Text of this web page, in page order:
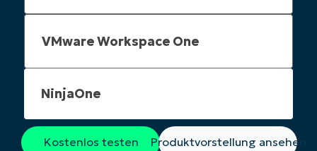
NinjaOne
Kostenlos testen Produktvorstellung ansehen